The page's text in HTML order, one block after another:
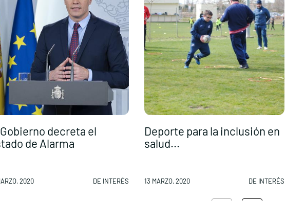
decreta el
de Alarma
2020 DE INTERÉS
Deporte para la inclusión en
salud...
13 MARZO, 2020 DE INTERÉS